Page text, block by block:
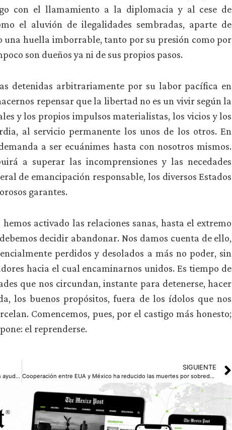
con el llamamiento a la diplomacia y al cese de
el aluvión de ilegalidades sembradas, aparte de
una huella imborrable, tanto por su presión como por
son dueños ya ni de sus propios pasos.
detenidas arbitrariamente por su labor pacífica en
repensar que la libertad no es un vivir según la
y los propios impulsos materialistas, los vicios y los
al servicio permanente los unos de los otros. En
a ser ecuánimes hasta con nosotros mismos.
a superar las incomprensiones y las necedades
de emancipación responsable, los diversos Estados
garantes.
activado las relaciones sanas, hasta el extremo
decidir abandonar. Nos damos cuenta de ello,
perdidos y desolados a más no poder, sin
hacia el cual encaminarnos unidos. Es tiempo de
que nos circundan, instante para detenerse, hacer
los buenos propósitos, fuera de los ídolos que nos
Comencemos, pues, por el castigo más honesto;
el reprenderse.
La conferencia de Berlín sobre Sudán recauda 1.500 millones en ayuda humanitaria
SIGUIENTE
Cooperación entre EUA y México ha reducido las muertes por sobredosis: Ronald Johnson